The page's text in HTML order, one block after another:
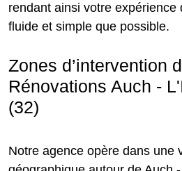
rendant ainsi votre expérience
fluide et simple que possible.
Zones d’intervention
Rénovations Auch -
(32)
Notre agence opère dans une